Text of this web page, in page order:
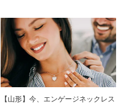
【山形】今、エンゲージネックレス